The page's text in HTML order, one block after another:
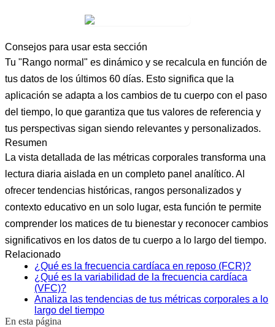
Consejos para usar esta sección
Tu "Rango normal" es dinámico y se recalcula en función de
tus datos de los últimos 60 días. Esto significa que la
aplicación se adapta a los cambios de tu cuerpo con el paso
del tiempo, lo que garantiza que tus valores de referencia y
tus perspectivas sigan siendo relevantes y personalizados.
Resumen
La vista detallada de las métricas corporales transforma una
lectura diaria aislada en un completo panel analítico. Al
ofrecer tendencias históricas, rangos personalizados y
contexto educativo en un solo lugar, esta función te permite
comprender los matices de tu bienestar y reconocer cambios
significativos en los datos de tu cuerpo a lo largo del tiempo.
Relacionado
¿Qué es la frecuencia cardíaca en reposo (FCR)?
¿Qué es la variabilidad de la frecuencia cardíaca
(VFC)?
Analiza las tendencias de tus métricas corporales a lo
largo del tiempo
En esta página